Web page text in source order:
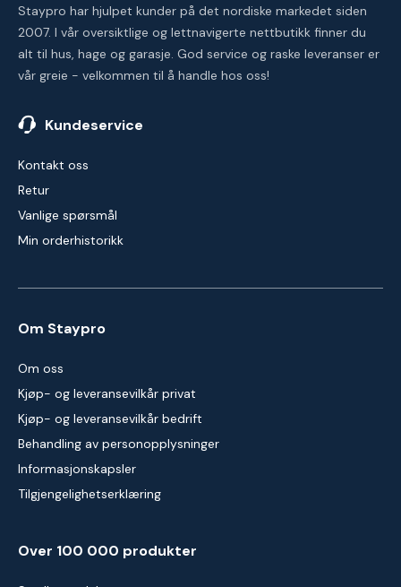
Staypro har hjulpet kunder på det nordiske markedet siden
2007. I vår oversiktlige og lettnavigerte nettbutikk finner du
alt til hus, hage og garasje. God service og raske leveranser er
vår greie - velkommen til å handle hos oss!
Kundeservice
Kontakt oss
Retur
Vanlige spørsmål
Min orderhistorikk
Om Staypro
Om oss
Kjøp- og leveransevilkår privat
Kjøp- og leveransevilkår bedrift
Behandling av personopplysninger
Informasjonskapsler
Tilgjengelighetserklæring
Over 100 000 produkter